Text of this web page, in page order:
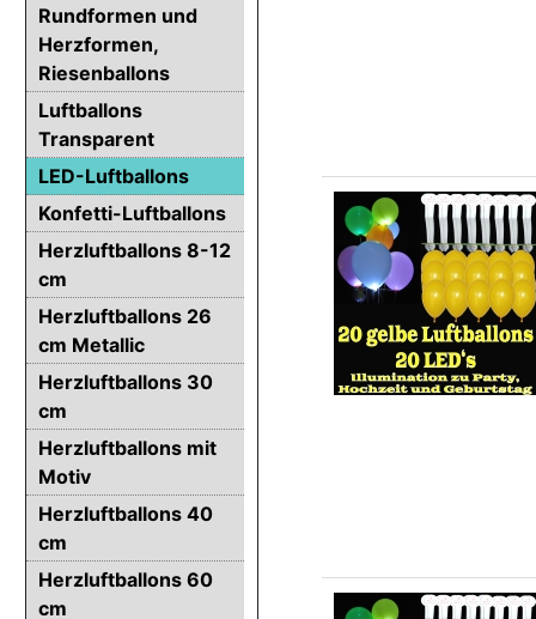
Rundformen und
Herzformen,
Riesenballons
Luftballons
Transparent
LED-Luftballons
Konfetti-Luftballons
Herzluftballons 8-12
cm
Herzluftballons 26
cm Metallic
Herzluftballons 30
cm
Herzluftballons mit
Motiv
Herzluftballons 40
cm
Herzluftballons 60
cm